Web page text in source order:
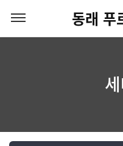
동래 푸